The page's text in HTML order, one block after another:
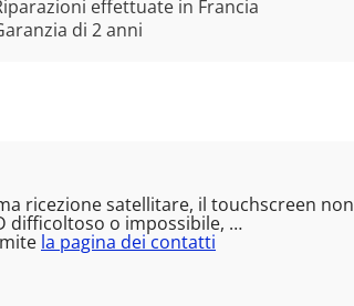
effettuate in Francia
di 2 anni
ricezione satellitare, il touchscreen non
difficoltoso o impossibile, …
la pagina dei contatti